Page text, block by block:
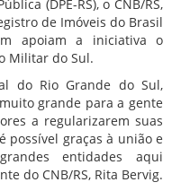
(DPE-RS), o CNB/RS,
de Imóveis do Brasil
apoiam a iniciativa o
Militar do Sul.
do Rio Grande do Sul,
grande para a gente
a regularizarem suas
possível graças à união e
entidades aqui
do CNB/RS, Rita Bervig.